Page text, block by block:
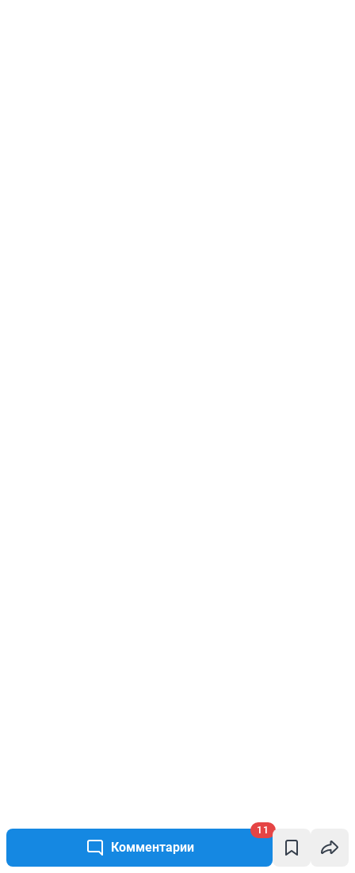
Комментарии
11